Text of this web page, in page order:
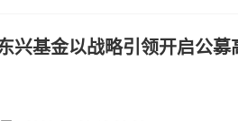
兴基金以战略引领开启公